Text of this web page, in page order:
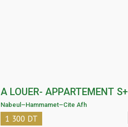
A LOUER- APPARTEMENT
Nabeul –Hammamet–Cite Afh
1 300 DT